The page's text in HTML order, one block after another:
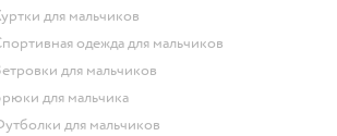
Куртки для мальчиков
Спортивная одежда для мальчиков
Ветровки для мальчиков
Брюки для мальчика
Футболки для мальчиков